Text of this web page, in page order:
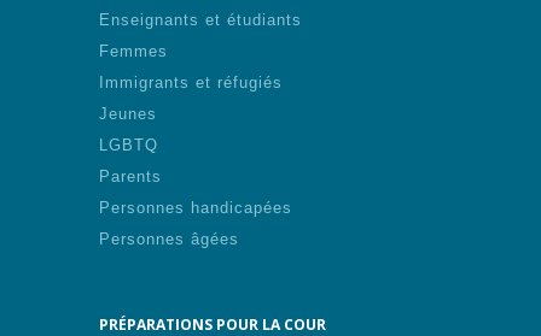
Enseignants et étudiants
Femmes
Immigrants et réfugiés
Jeunes
LGBTQ
Parents
Personnes handicapées
Personnes âgées
PRÉPARATIONS POUR LA COUR